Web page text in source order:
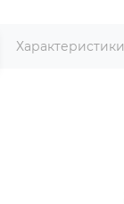
Характеристики